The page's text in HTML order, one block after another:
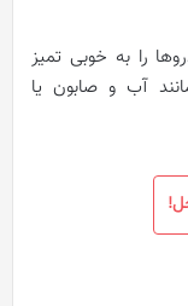
را به خوبی تمیز
آب و صابون یا